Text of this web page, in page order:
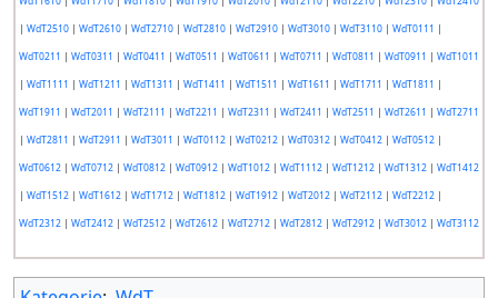
| WdT2510| WdT2610| WdT2710| WdT2810| WdT2910| WdT3010| WdT3110| WdT0111 |
WdT0211 | WdT0311 | WdT0411 | WdT0511 | WdT0611 | WdT0711 | WdT0811 | WdT0911 | WdT1011
| WdT1111 | WdT1211 | WdT1311 | WdT1411 | WdT1511 | WdT1611 | WdT1711 | WdT1811 |
WdT1911 | WdT2011 | WdT2111 | WdT2211 | WdT2311 | WdT2411 | WdT2511 | WdT2611 | WdT2711
| WdT2811 | WdT2911 | WdT3011 | WdT0112| WdT0212| WdT0312| WdT0412| WdT0512|
WdT0612| WdT0712| WdT0812| WdT0912| WdT1012| WdT1112| WdT1212| WdT1312| WdT1412
| WdT1512| WdT1612| WdT1712| WdT1812| WdT1912| WdT2012| WdT2112| WdT2212|
WdT2312| WdT2412| WdT2512| WdT2612| WdT2712| WdT2812| WdT2912| WdT3012| WdT3112